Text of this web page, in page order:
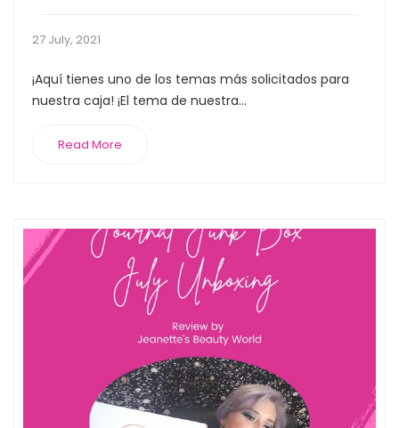
27 July, 2021
¡Aquí tienes uno de los temas más solicitados para
nuestra caja! ¡El tema de nuestra...
Read More